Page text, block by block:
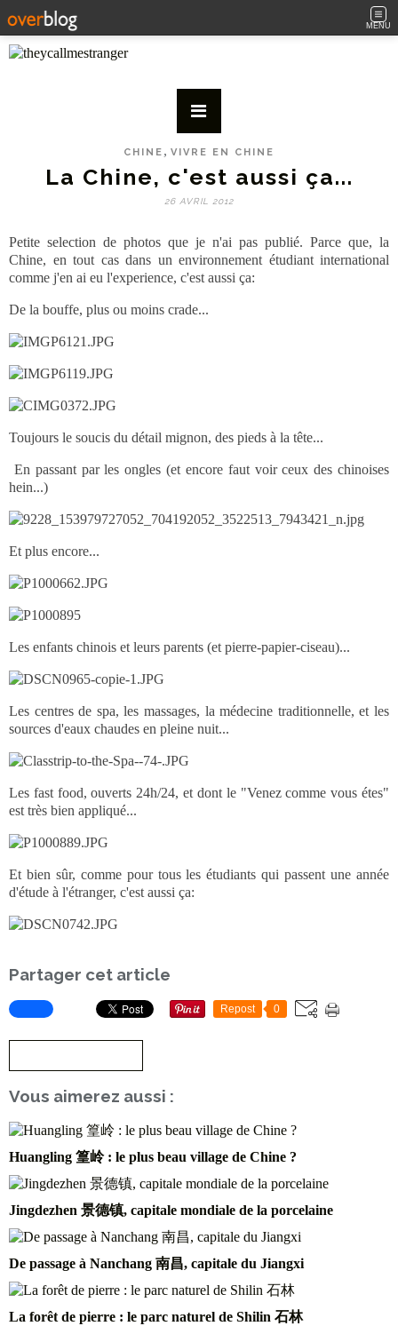
MENU
CHINE , VIVRE EN CHINE
La Chine, c'est aussi ça...
26 AVRIL 2012
Petite selection de photos que je n'ai pas publié. Parce que, la
Chine, en tout cas dans un environnement étudiant international
comme j'en ai eu l'experience, c'est aussi ça:
De la bouffe, plus ou moins crade...
Toujours le soucis du détail mignon, des pieds à la tête...
En passant par les ongles (et encore faut voir ceux des chinoises
hein...)
Et plus encore...
Les enfants chinois et leurs parents (et pierre-papier-ciseau)...
Les centres de spa, les massages, la médecine traditionnelle, et les
sources d'eaux chaudes en pleine nuit...
Les fast food, ouverts 24h/24, et dont le "Venez comme vous étes"
est très bien appliqué...
Et bien sûr, comme pour tous les étudiants qui passent une année
d'étude à l'étranger, c'est aussi ça:
Partager cet article
Repost 0
Vous aimerez aussi :
Huangling 篁岭 : le plus beau village de Chine ?
Jingdezhen 景德镇, capitale mondiale de la porcelaine
De passage à Nanchang 南昌, capitale du Jiangxi
La forêt de pierre : le parc naturel de Shilin 石林